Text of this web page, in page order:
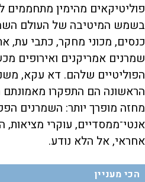
פוליטיקאים מהימין מתחממים
בשמש המיטיבה של העולם
כנסים, מכוני מחקר, כתבי עת,
שמרנים אמריקנים ואירופים
הפוליטיים שלהם. דא עקא,
הראשונה הם התפקרו
מחזה מופרך יותר: השמרנים
אנטי־ממסדיים, עוקרי מציאות,
אחראי, אל הלא נודע.
הכי מעניין